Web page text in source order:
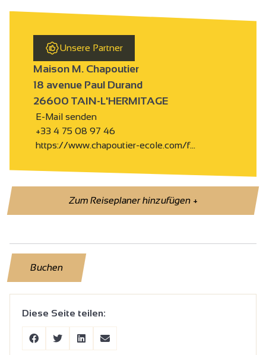
Unsere Partner
Maison M. Chapoutier
18 avenue Paul Durand
26600 TAIN-L'HERMITAGE
E-Mail senden
+33 4 75 08 97 46
https://www.chapoutier-ecole.com/f…
Zum Reiseplaner hinzufügen+
Buchen
Diese Seite teilen: